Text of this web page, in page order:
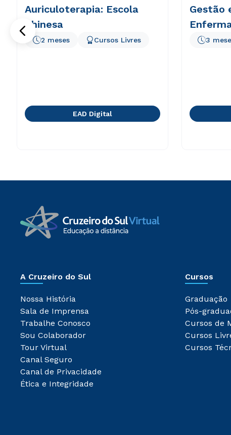
Auriculoterapia: Escola
Chinesa
2 meses Cursos Livres
EAD Digital
Gestão
3
A Cruzeiro do Sul
Nossa História
Sala de Imprensa
Trabalhe Conosco
Sou Colaborador
Tour Virtual
Canal Seguro
Canal de Privacidade
Ética e Integridade
Cursos
Graduação
Pós-
Cursos de
Cursos
Cursos